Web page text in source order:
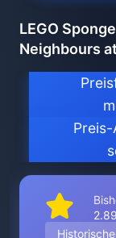
LEGO
Neighbours
Preis-